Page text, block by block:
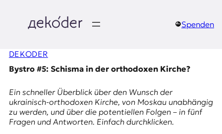
springen
e
k
o
d
Spenden
DEKODER
Bystro #5: Schisma in der orthodoxen Kirche?
Ein schneller Überblick über den Wunsch der
ukrainisch-orthodoxen Kirche, von Moskau unabhängig
zu werden, und über die potentiellen Folgen – in fünf
Fragen und Antworten. Einfach durchklicken.